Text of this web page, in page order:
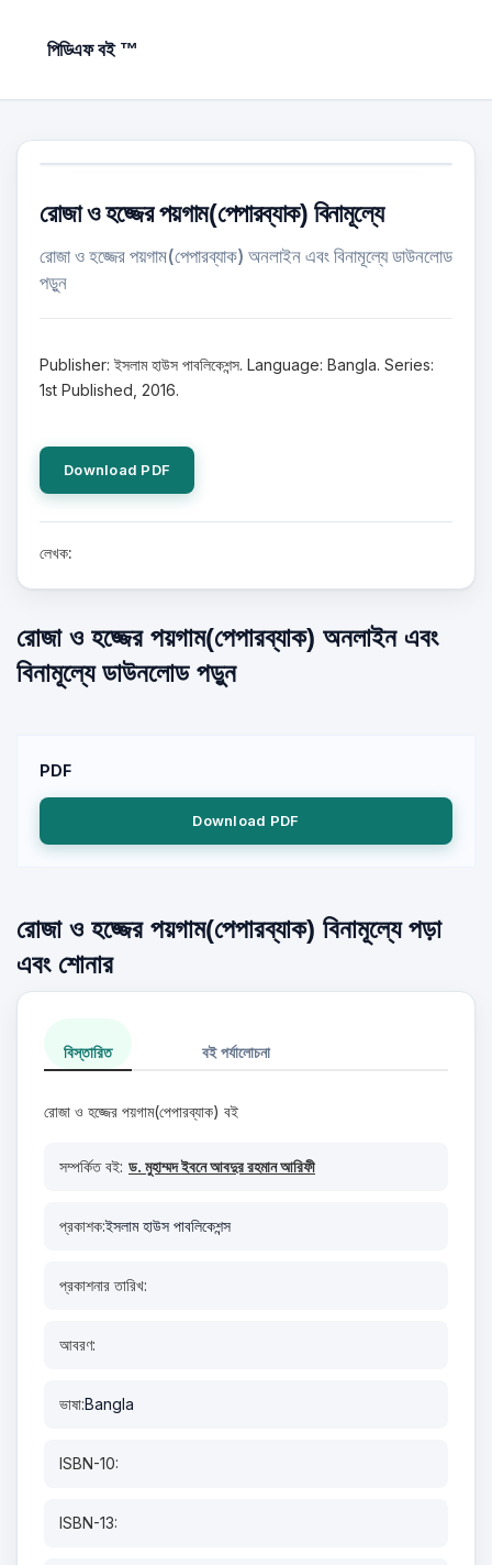
পিডিএফ বই ™
রোজা ও হজ্জের পয়গাম(পেপারব্যাক) বিনামূল্যে
রোজা ও হজ্জের পয়গাম(পেপারব্যাক) অনলাইন এবং বিনামূল্যে ডাউনলোড
পড়ুন
Publisher: ইসলাম হাউস পাবলিকেশন্স. Language: Bangla. Series:
1st Published, 2016.
Download PDF
লেখক:
রোজা ও হজ্জের পয়গাম(পেপারব্যাক) অনলাইন এবং
বিনামূল্যে ডাউনলোড পড়ুন
PDF
Download PDF
রোজা ও হজ্জের পয়গাম(পেপারব্যাক) বিনামূল্যে পড়া
এবং শোনার
বিস্তারিত বই পর্যালোচনা
রোজা ও হজ্জের পয়গাম(পেপারব্যাক) বই
সম্পর্কিত বই: ড. মুহাম্মদ ইবনে আবদুর রহমান আরিফী
প্রকাশক:ইসলাম হাউস পাবলিকেশন্স
প্রকাশনার তারিখ:
আবরণ:
ভাষা:Bangla
ISBN-10:
ISBN-13: